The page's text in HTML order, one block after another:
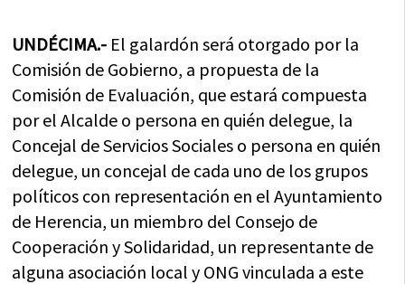
UNDÉCIMA.- El galardón será otorgado por la
Comisión de Gobierno, a propuesta de la
Comisión de Evaluación, que estará compuesta
por el Alcalde o persona en quién delegue, la
Concejal de Servicios Sociales o persona en quién
delegue, un concejal de cada uno de los grupos
políticos con representación en el Ayuntamiento
de Herencia, un miembro del Consejo de
Cooperación y Solidaridad, un representante de
alguna asociación local y ONG vinculada a este